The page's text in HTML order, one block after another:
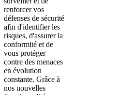
renforcer vos
défenses de sécurité
afin d'identifier les
risques, d'assurer la
conformité et de
vous protéger
contre des menaces
en évolution
constante. Grâce à
nos nouvelles